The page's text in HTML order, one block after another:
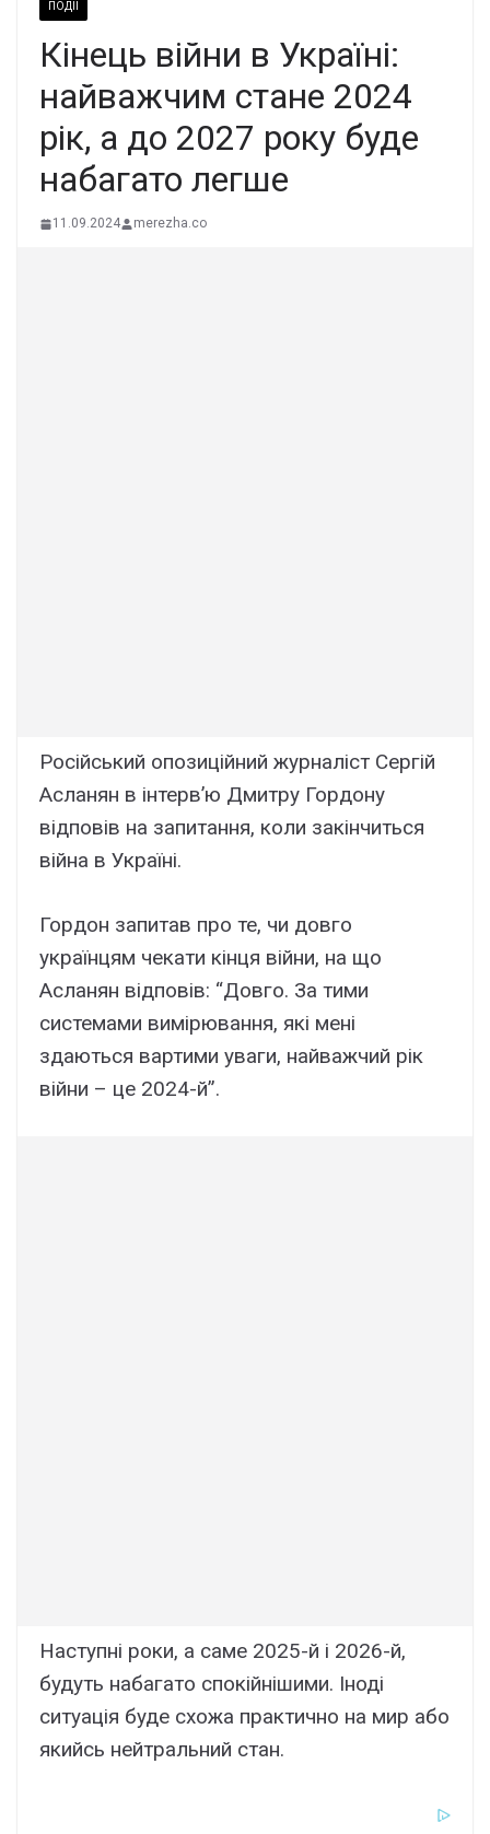
ПОДІЇ
Кінець війни в Україні:
найважчим стане 2024
рік, а до 2027 року буде
набагато легше
11.09.2024 merezha.co
Російський опозиційний журналіст Сергій
Асланян в інтерв’ю Дмитру Гордону
відповів на запитання, коли закінчиться
війна в Україні.
Гордон запитав про те, чи довго
українцям чекати кінця війни, на що
Асланян відповів: “Довго. За тими
системами вимірювання, які мені
здаються вартими уваги, найважчий рік
війни – це 2024-й”.
Наступні роки, а саме 2025-й і 2026-й,
будуть набагато спокійнішими. Іноді
ситуація буде схожа практично на мир або
якийсь нейтральний стан.